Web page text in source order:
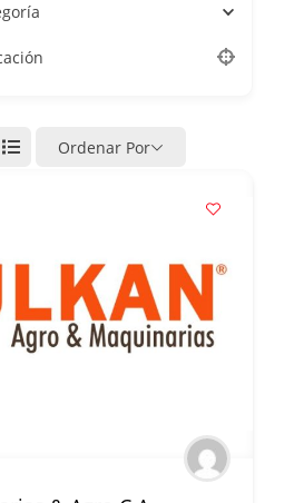
Ordenar Por